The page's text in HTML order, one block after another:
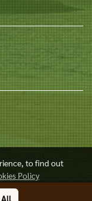
to find out
Policy